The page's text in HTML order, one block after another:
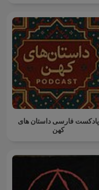
پادکست فارسی داستان های
کهن